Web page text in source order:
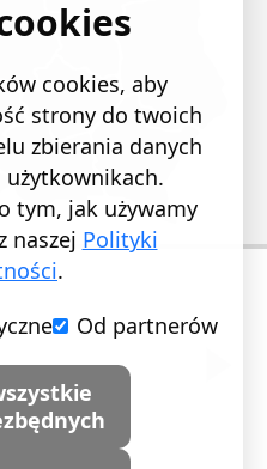
cookies, aby
strony do twoich
zbierania danych
tym, jak używamy
naszej Polityki
.
Od partnerów